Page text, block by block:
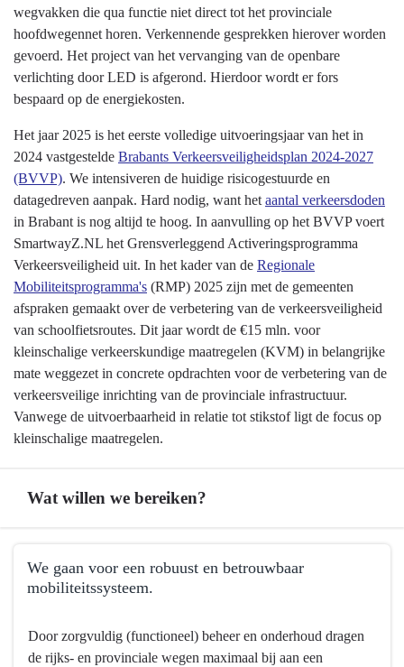
wegvakken die qua functie niet direct tot het provinciale
hoofdwegennet horen. Verkennende gesprekken hierover worden
gevoerd. Het project van het vervanging van de openbare
verlichting door LED is afgerond. Hierdoor wordt er fors
bespaard op de energiekosten.
Het jaar 2025 is het eerste volledige uitvoeringsjaar van het in
2024 vastgestelde Brabants Verkeersveiligheidsplan 2024-2027
(BVVP). We intensiveren de huidige risicogestuurde en
datagedreven aanpak. Hard nodig, want het aantal verkeersdoden
in Brabant is nog altijd te hoog. In aanvulling op het BVVP voert
SmartwayZ.NL het Grensverleggend Activeringsprogramma
Verkeersveiligheid uit. In het kader van de Regionale
Mobiliteitsprogramma's (RMP) 2025 zijn met de gemeenten
afspraken gemaakt over de verbetering van de verkeersveiligheid
van schoolfietsroutes. Dit jaar wordt de €15 mln. voor
kleinschalige verkeerskundige maatregelen (KVM) in belangrijke
mate weggezet in concrete opdrachten voor de verbetering van de
verkeersveilige inrichting van de provinciale infrastructuur.
Vanwege de uitvoerbaarheid in relatie tot stikstof ligt de focus op
kleinschalige maatregelen.
Wat willen we bereiken?
navigatie
Programma
We gaan voor een robuust en betrouwbaar
mobiliteitssysteem.
naarDoor zorgvuldig (functioneel) beheer en onderhoud dragen
de rijks- en provinciale wegen maximaal bij aan een